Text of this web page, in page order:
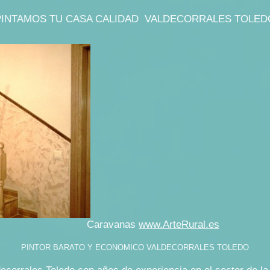
TU CASA CALIDAD VALDECORRALES
www.ArteRural.es
PINTOR BARATO Y ECONOMICO VALDECORRALES TOLEDO